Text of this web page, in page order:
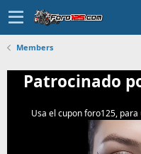
Members
Patrocinado
Usa el cupon foro125,